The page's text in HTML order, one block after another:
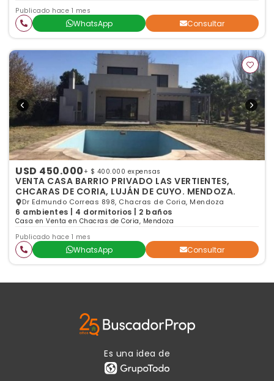
Publicado hace 1 mes
WhatsApp Consultar
USD 450.000 + $ 400.000 expensas
VENTA CASA BARRIO PRIVADO LAS VERTIENTES,
CHCARAS DE CORIA, LUJÁN DE CUYO. MENDOZA.
Dr Edmundo Correas 898, Chacras de Coria, Mendoza
6 ambientes | 4 dormitorios | 2 baños
Casa en Venta en Chacras de Coria, Mendoza
Publicado hace 1 mes
WhatsApp Consultar
Es una idea de